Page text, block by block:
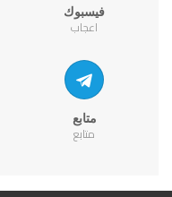
فيسبوك
اعجاب
متابع
متابع